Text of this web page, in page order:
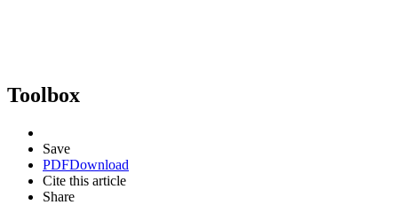
Toolbox
Save
PDFDownload
Cite this article
Share